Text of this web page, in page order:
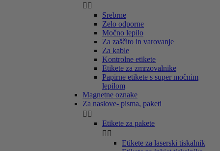
 
Srebrne
Zelo odporne
Močno lepilo
Za zaščito in varovanje
Za kable
Kontrolne etikete
Etikete za zmrzovalnike
Papirne etikete s super močnim
lepilom
Magnetne oznake
Za naslove- pisma, paketi
 
Etikete za pakete
 
Etikete za laserski tiskalnik